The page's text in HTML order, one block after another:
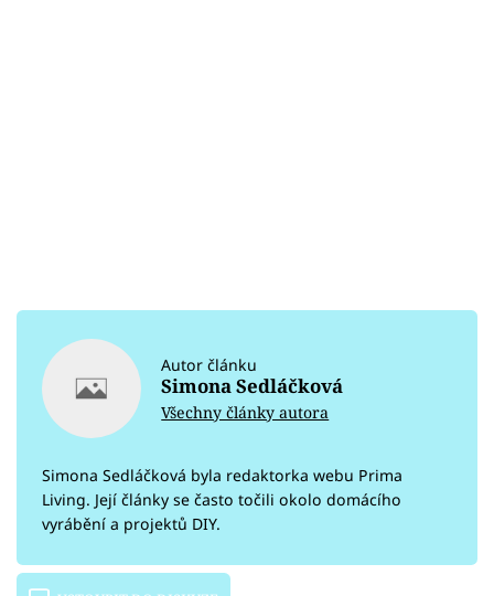
Autor článku
Simona Sedláčková
Všechny články autora
Simona Sedláčková byla redaktorka webu Prima
Living. Její články se často točili okolo domácího
vyrábění a projektů DIY.